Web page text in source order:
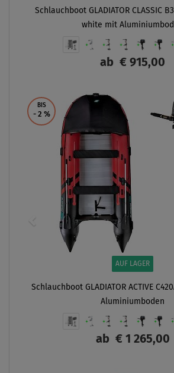
Schlauchboot GLADIATOR CLASSIC
white mit
ab € 915,00
BIS
- 2 %
AUF LAGER
Schlauchboot GLADIATOR ACTIVE
Aluminiumboden
ab € 1 265,00